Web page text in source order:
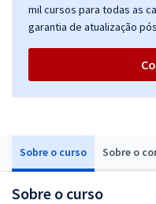
Sobre o curso Sobre o
Sobre o curso
mil cursos para todas as
garantia de atualização